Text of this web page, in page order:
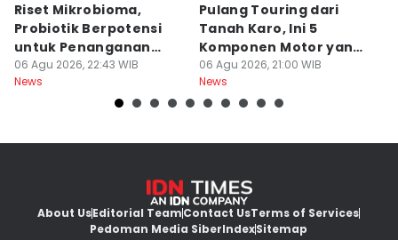
Riset Mikrobioma,
Probiotik Berpotensi
untuk Penanganan
Jerawat
06 Agu 2026, 22:43 WIB
News
Pulang Touring dari
Tanah Karo, Ini 5
Komponen Motor yang
Wajib Dicek
06 Agu 2026, 21:00 WIB
News
About UsEditorial TeamContact UsTerms of Services
Pedoman Media SiberIndexSitemap